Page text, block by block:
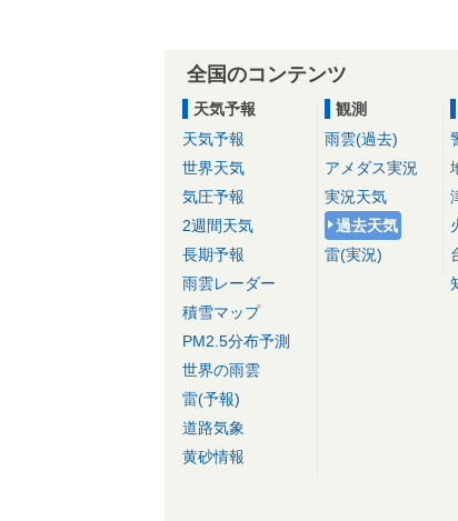
全国のコンテンツ
天気予報
天気予報
世界天気
気圧予報
2週間天気
長期予報
雨雲レーダー
積雪マップ
PM2.5分布予測
世界の雨雲
雷(予報)
道路気象
黄砂情報
観測
雨雲(過去)
アメダス実況
実況天気
過去天気
雷(実況)